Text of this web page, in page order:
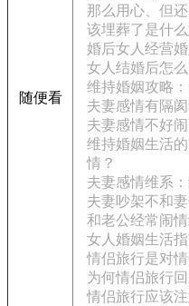
随便看
那么用心、但
该埋葬了是什
婚后女人经营
女人结婚后怎
维持婚姻攻略
夫妻感情有隔
夫妻感情不好
维持婚姻生活
情？
夫妻感情维系
夫妻吵架不和
和老公经常闹
女人婚姻生活
情侣旅行是对
为何情侣旅行
情侣旅行应该